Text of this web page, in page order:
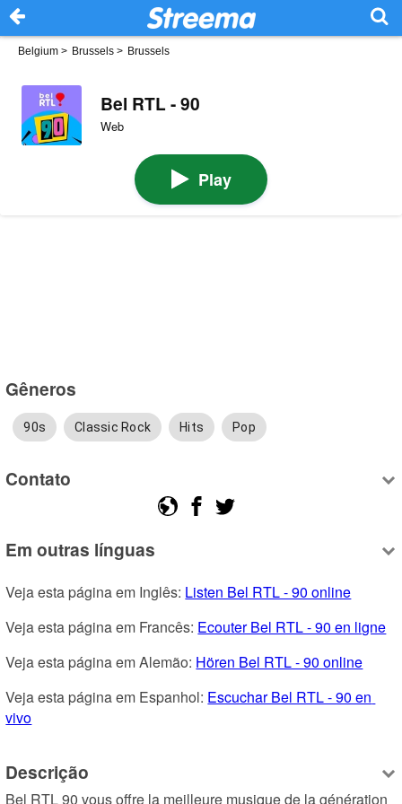
Belgium > Brussels > Brussels
Bel RTL - 90
Web
Play
Gêneros
90s Classic Rock Hits Pop
Contato
Em outras línguas
Veja esta página em Inglês: Listen Bel RTL - 90 online
Veja esta página em Francês: Ecouter Bel RTL - 90 en ligne
Veja esta página em Alemão: Hören Bel RTL - 90 online
Veja esta página em Espanhol: Escuchar Bel RTL - 90 en
vivo
Descrição
Bel RTL 90 vous offre la meilleure musique de la génération